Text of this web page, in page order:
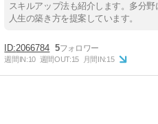
スキルアップ法も紹介します。多分
人生の築き方を提案しています。
2066784 5
週間IN:10 週間OUT:15 月間IN:15